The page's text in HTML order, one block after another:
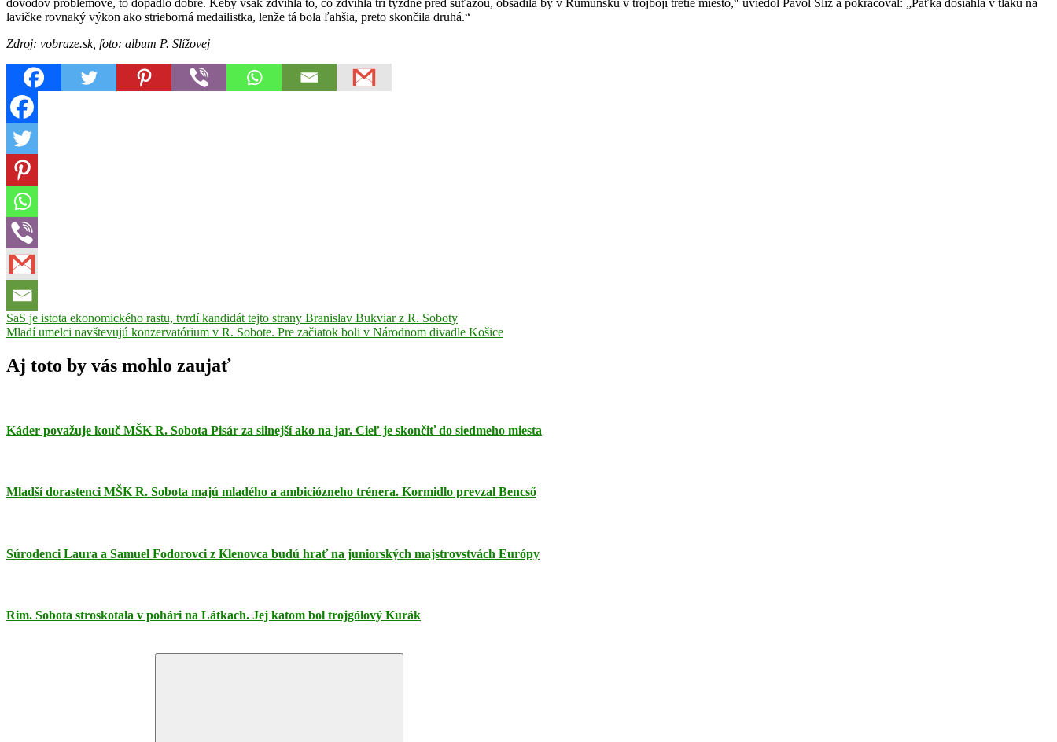
dôvodov problémové, to dopadlo dobre. Keby však zdvihla to, čo zdvihla tri týždne pred súťažou, obsadila by v Rumunsku v trojboji tretie miesto,“ uviedol Pavol Slíž a pokračoval: „Paťka dosiahla v tlaku na
lavičke rovnaký výkon ako strieborná medailistka, lenže tá bola ľahšia, preto skončila druhá.“
Zdroj: vobraze.sk, foto: album P. Slížovej
Klužmajstrovstvá
svetamedailaPatrícia
Sobotasilový
trojboj
Navigácia
v
článku
Previous
Post:
SaS je istota ekonomického rastu, tvrdí kandidát tejto strany Branislav Bukviar z R. Soboty
Next
Mladí umelci navštevujú konzervatórium v R. Sobote. Pre začiatok boli v Národnom divadle Košice
Aj toto by vás mohlo zaujať
Káder považuje kouč MŠK R. Sobota Pisár za silnejší ako na jar. Cieľ je skončiť do siedmeho miesta
Mladší dorastenci MŠK R. Sobota majú mladého a ambiciózneho trénera. Kormidlo prevzal Bencső
Súrodenci Laura a Samuel Fodorovci z Klenovca budú hrať na juniorských majstrovstvách Európy
Rim. Sobota stroskotala v pohári na Látkach. Jej katom bol trojgólový Kurák